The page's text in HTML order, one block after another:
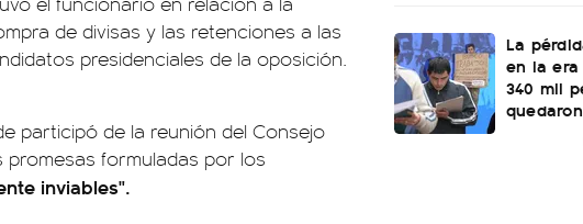
de divisas y las retenciones a las
presidenciales de la oposición.
participó de la reunión del Consejo
promesas formuladas por los
inviables".
La
en la
340 mil